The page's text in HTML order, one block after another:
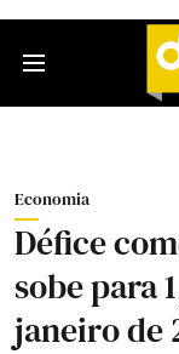
Economia
Défice
sobe para
janeiro de